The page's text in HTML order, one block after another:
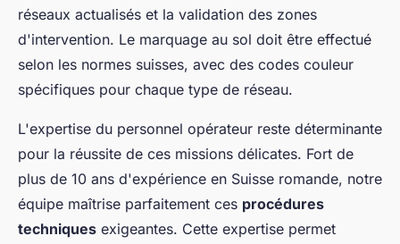
réseaux actualisés et la validation des zones
d'intervention. Le marquage au sol doit être effectué
selon les normes suisses, avec des codes couleur
spécifiques pour chaque type de réseau.
L'expertise du personnel opérateur reste déterminante
pour la réussite de ces missions délicates. Fort de
plus de 10 ans d'expérience en Suisse romande, notre
équipe maîtrise parfaitement ces procédures
techniques exigeantes. Cette expertise permet